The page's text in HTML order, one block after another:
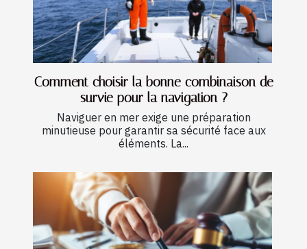
Comment choisir la bonne combinaison de
survie pour la navigation ?
Naviguer en mer exige une préparation
minutieuse pour garantir sa sécurité face aux
éléments. La...